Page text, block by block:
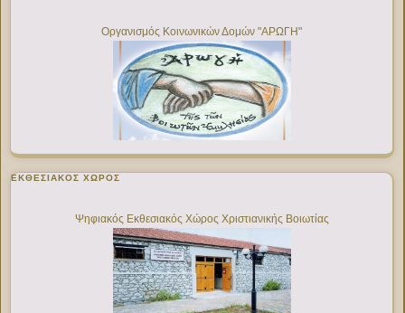
Οργανισμός Κοινωνικών Δομών "ΑΡΩΓΗ"
ΕΚΘΕΣΙΑΚΌΣ ΧΏΡΟΣ
Ψηφιακός Εκθεσιακός Χώρος Χριστιανικής Βοιωτίας